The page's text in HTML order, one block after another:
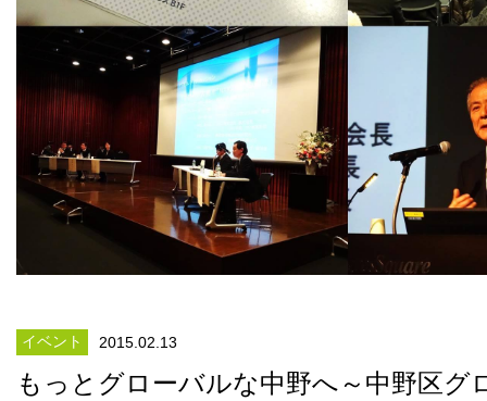
イベント 2015.02.13
もっとグローバルな中野へ～中野区グ